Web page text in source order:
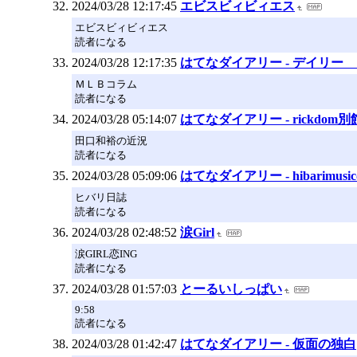
2024/03/28 12:17:45 エビスビィビィエス
エビスビィビィエス
読者になる
2024/03/28 12:17:35 はてなダイアリー - デイリー
ＭＬＢコラム
読者になる
2024/03/28 05:14:07 はてなダイアリー - rickdom別
田口和裕の近況
読者になる
2024/03/28 05:09:06 はてなダイアリー -
ヒバリ日誌
読者になる
2024/03/28 02:48:52 涙Girl
涙GIRL恋ING
読者になる
2024/03/28 01:57:03 とーるいしっぱい
9:58
読者になる
2024/03/28 01:42:47 はてなダイアリー - 仮面の独白